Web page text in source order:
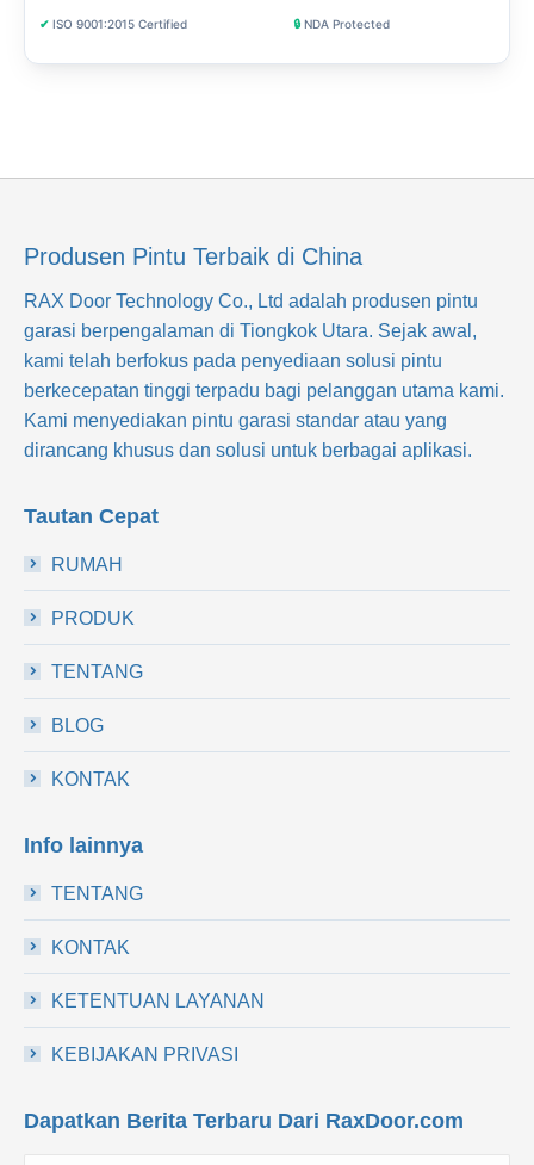
✔ ISO 9001:2015 Certified 🔒 NDA Protected
Produsen Pintu Terbaik di China
RAX Door Technology Co., Ltd adalah produsen pintu
garasi berpengalaman di Tiongkok Utara. Sejak awal,
kami telah berfokus pada penyediaan solusi pintu
berkecepatan tinggi terpadu bagi pelanggan utama kami.
Kami menyediakan pintu garasi standar atau yang
dirancang khusus dan solusi untuk berbagai aplikasi.
Tautan Cepat
RUMAH
PRODUK
TENTANG
BLOG
KONTAK
Info lainnya
TENTANG
KONTAK
KETENTUAN LAYANAN
KEBIJAKAN PRIVASI
Dapatkan Berita Terbaru Dari RaxDoor.com